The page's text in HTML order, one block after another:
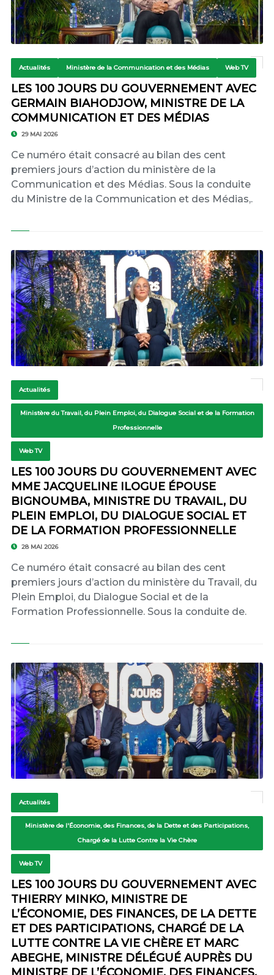
Actualités Ministère de la Communication et des Médias Web TV
LES 100 JOURS DU GOUVERNEMENT AVEC
GERMAIN BIAHODJOW, MINISTRE DE LA
COMMUNICATION ET DES MÉDIAS
29 MAI 2026
Ce numéro était consacré au bilan des cent
premiers jours d’action du ministère de la
Communication et des Médias. Sous la conduite
du Ministre de la Communication et des Médias,.
Actualités
Ministère du Travail, du Plein Emploi, du Dialogue Social et de la Formation
Professionnelle
Web TV
LES 100 JOURS DU GOUVERNEMENT AVEC
MME JACQUELINE ILOGUE ÉPOUSE
BIGNOUMBA, MINISTRE DU TRAVAIL, DU
PLEIN EMPLOI, DU DIALOGUE SOCIAL ET
DE LA FORMATION PROFESSIONNELLE
28 MAI 2026
Ce numéro était consacré au bilan des cent
premiers jours d’action du ministère du Travail, du
Plein Emploi, du Dialogue Social et de la
Formation Professionnelle. Sous la conduite de.
Actualités
Ministère de l'Économie, des Finances, de la Dette et des Participations,
Chargé de la Lutte Contre la Vie Chère
Web TV
LES 100 JOURS DU GOUVERNEMENT AVEC
THIERRY MINKO, MINISTRE DE
L’ÉCONOMIE, DES FINANCES, DE LA DETTE
ET DES PARTICIPATIONS, CHARGÉ DE LA
LUTTE CONTRE LA VIE CHÈRE ET MARC
ABEGHE, MINISTRE DÉLÉGUÉ AUPRÈS DU